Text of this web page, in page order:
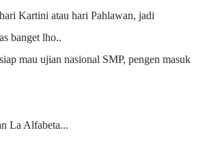
Kartini atau hari Pahlawan, jadi
banget lho..
mau ujian nasional SMP, pengen masuk
La Alfabeta...